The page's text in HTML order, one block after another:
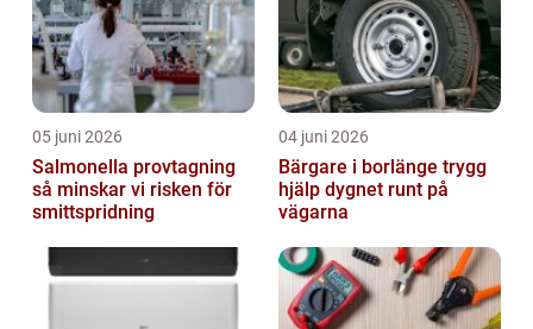
05 juni 2026
Salmonella provtagning
så minskar vi risken för
smittspridning
04 juni 2026
Bärgare i borlänge trygg
hjälp dygnet runt på
vägarna